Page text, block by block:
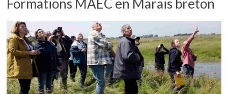
Formations MAEC en Marais breton